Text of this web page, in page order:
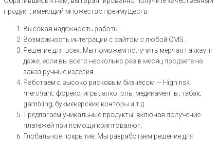
продукт, имеющий множество преимуществ:
Высокая надежность работы.
Возможность интеграции с сайтом с любой CMS.
Решение для всех. Мы поможем получить мерчант аккаунт
даже, если вы всего несколько раз в месяц продаете на
заказ ручные изделия.
Работаем с высоко рисковым бизнесом — High risk
merchant: форекс; игры; алкоголь; медикаменты; табак;
gambling; букмекерские конторы и т.д.
Предлагаем уникальные продукты, включая получение
платежей при помощи криптовалют.
Глобальное покрытие. Мы разработаем решение для